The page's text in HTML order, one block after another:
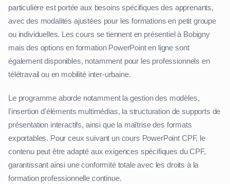
particulière est portée aux besoins spécifiques des apprenants,
avec des modalités ajustées pour les formations en petit groupe
ou individuelles. Les cours se tiennent en présentiel à Bobigny
mais des options en formation PowerPoint en ligne sont
également disponibles, notamment pour les professionnels en
télétravail ou en mobilité inter-urbaine.
Le programme aborde notamment la gestion des modèles,
l'insertion d'éléments multimédias, la structuration de supports de
présentation interactifs, ainsi que la maîtrise des formats
exportables. Pour ceux suivant un cours PowerPoint CPF, le
contenu peut être adapté aux exigences spécifiques du CPF,
garantissant ainsi une conformité totale avec les droits à la
formation professionnelle continue.